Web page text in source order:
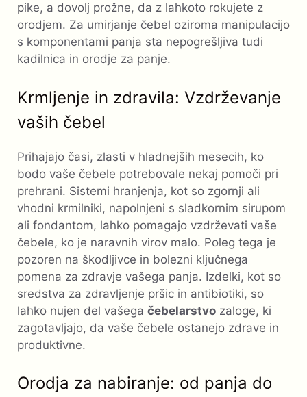
pike, a dovolj prožne, da z lahkoto rokujete z
orodjem. Za umirjanje čebel oziroma manipulacijo
s komponentami panja sta nepogrešljiva tudi
kadilnica in orodje za panje.
Krmljenje in zdravila: Vzdrževanje
vaših čebel
Prihajajo časi, zlasti v hladnejših mesecih, ko
bodo vaše čebele potrebovale nekaj pomoči pri
prehrani. Sistemi hranjenja, kot so zgornji ali
vhodni krmilniki, napolnjeni s sladkornim sirupom
ali fondantom, lahko pomagajo vzdrževati vaše
čebele, ko je naravnih virov malo. Poleg tega je
pozoren na škodljivce in bolezni ključnega
pomena za zdravje vašega panja. Izdelki, kot so
sredstva za zdravljenje pršic in antibiotiki, so
lahko nujen del vašega čebelarstvo zaloge, ki
zagotavljajo, da vaše čebele ostanejo zdrave in
produktivne.
Orodja za nabiranje: od panja do